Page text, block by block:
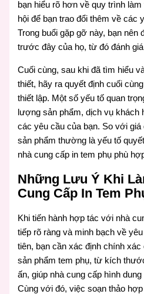
bạn hiểu rõ hơn về quy trình
hội để bạn trao đổi thêm về các
Trong buổi gặp gỡ này, bạn nên
trước đây của họ, từ đó đánh
Cuối cùng, sau khi đã tìm hiểu
thiết, hãy ra quyết định cuối
thiết lập. Một số yếu tố quan
lượng sản phẩm, dịch vụ khách
các yêu cầu của bạn. So với
sản phẩm thường là yếu tố
nhà cung cấp in tem phụ phù
Những Lưu Ý Khi
Cung Cấp In Tem
Khi tiến hành hợp tác với nhà
tiếp rõ ràng và minh bạch về
tiên, bạn cần xác định chính
sản phẩm tem phụ, từ kích
ấn, giúp nhà cung cấp hình
Cùng với đó, việc soạn thảo